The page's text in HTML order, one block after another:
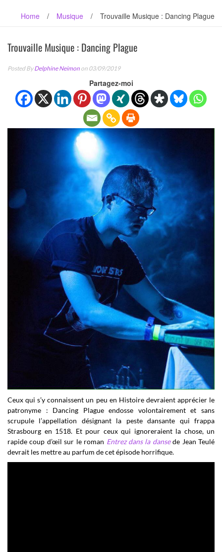
Home / Musique / Trouvaille Musique : Dancing Plague
Trouvaille Musique : Dancing Plague
Posted ByDelphine Neimon on 03/09/2019
Partagez-moi
Ceux qui s’y connaissent un peu en Histoire devraient apprécier le
patronyme : Dancing Plague endosse volontairement et sans
scrupule l’appellation désignant la peste dansante qui frappa
Strasbourg en 1518. Et pour ceux qui ignoreraient la chose, un
rapide coup d’œil sur le roman Entrez dans la danse de Jean Teulé
devrait les mettre au parfum de cet épisode horrifique.